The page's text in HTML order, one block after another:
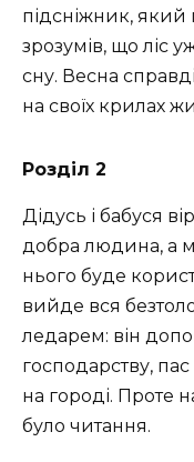
підсніжник, який
зрозумів, що ліс
сну. Весна
на своїх крилах
Розділ 2
Дідусь і бабуся
добра людина, а
нього буде
вийде вся
ледарем: він
господарству,
на городі. Проте
було читання.